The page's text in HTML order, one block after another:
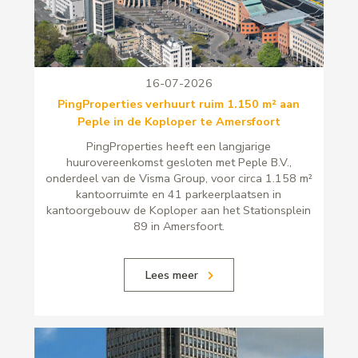
16-07-2026
PingProperties verhuurt ruim 1.150 m² aan
Peple in de Koploper te Amersfoort
PingProperties heeft een langjarige
huurovereenkomst gesloten met Peple B.V.,
onderdeel van de Visma Group, voor circa 1.158 m²
kantoorruimte en 41 parkeerplaatsen in
kantoorgebouw de Koploper aan het Stationsplein
89 in Amersfoort.
Lees meer